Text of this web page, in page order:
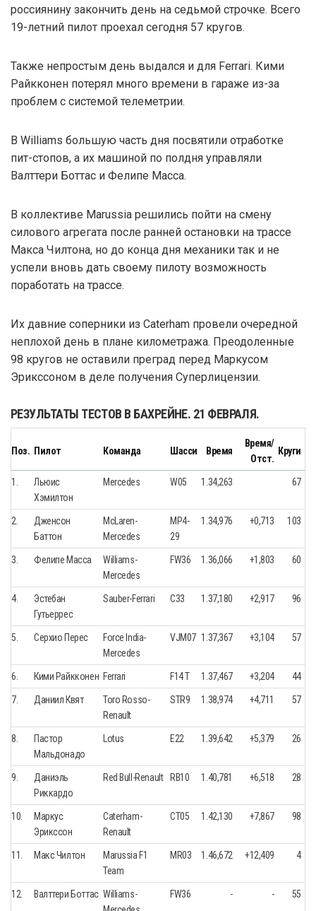
россиянину закончить день на седьмой строчке. Всего
19-летний пилот проехал сегодня 57 кругов.
Также непростым день выдался и для Ferrari. Кими
Райкконен потерял много времени в гараже из-за
проблем с системой телеметрии.
В Williams большую часть дня посвятили отработке
пит-стопов, а их машиной по полдня управляли
Валттери Боттас и Фелипе Масса.
В коллективе Marussia решились пойти на смену
силового агрегата после ранней остановки на трассе
Макса Чилтона, но до конца дня механики так и не
успели вновь дать своему пилоту возможность
поработать на трассе.
Их давние соперники из Caterham провели очередной
неплохой день в плане километража. Преодоленные
98 кругов не оставили преград перед Маркусом
Эрикссоном в деле получения Суперлицензии.
РЕЗУЛЬТАТЫ ТЕСТОВ В БАХРЕЙНЕ. 21 ФЕВРАЛЯ.
Поз. Пилот Команда Шасси Время
Время/
Отст.
Круги
1.
Льюис
Хэмилтон
Mercedes W05 1.34,263 67
2.
Дженсон
Баттон
McLaren-
Mercedes
MP4-
29
1.34,976 +0,713 103
3. Фелипе Масса
Williams-
Mercedes
FW36 1.36,066 +1,803 60
4.
Эстебан
Гутьеррес
Sauber-Ferrari C33 1.37,180 +2,917 96
5. Серхио Перес
Force India-
Mercedes
VJM07 1.37,367 +3,104 57
6. Кими Райкконен Ferrari F14 T 1.37,467 +3,204 44
7. Даниил Квят
Toro Rosso-
Renault
STR9 1.38,974 +4,711 57
8.
Пастор
Мальдонадо
Lotus E22 1.39,642 +5,379 26
9.
Даниэль
Риккардо
Red Bull-Renault RB10 1.40,781 +6,518 28
10.
Маркус
Эрикссон
Caterham-
Renault
CT05 1.42,130 +7,867 98
11. Макс Чилтон
Marussia F1
Team
MR03 1.46,672 +12,409 4
12. Валттери Боттас Williams-
FW36 - - 55